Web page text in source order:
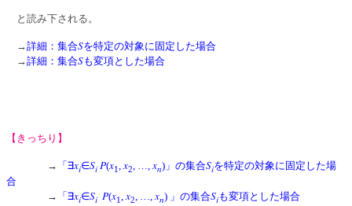
と読み下される。
→詳細：集合Sを特定の対象に固定した場合
→詳細：集合Sも変項とした場合
【きっちり】
→ 「∃xi∈Si P(x1,x2, …,xn)」の集合Siを特定の対象に固定した場
合
→ 「∃xi∈Si P(x1 x2 xn) 」の集合Siも変項とした場合